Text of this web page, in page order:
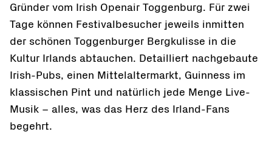
Gründer vom Irish Openair Toggenburg. Für zwei
Tage können Festivalbesucher jeweils inmitten
der schönen Toggenburger Bergkulisse in die
Kultur Irlands abtauchen. Detailliert nachgebaute
Irish-Pubs, einen Mittelaltermarkt, Guinness im
klassischen Pint und natürlich jede Menge Live-
Musik – alles, was das Herz des Irland-Fans
begehrt.